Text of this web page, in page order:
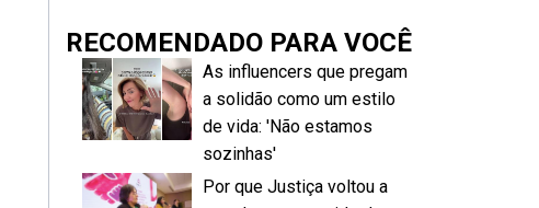
RECOMENDADO PARA VOCÊ
As influencers que pregam
a solidão como um estilo
de vida: 'Não estamos
sozinhas'
Por que Justiça voltou a